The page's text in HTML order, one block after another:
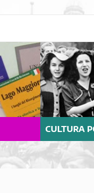
CULTURA